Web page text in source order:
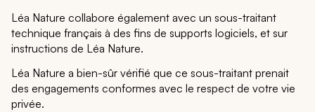
Léa Nature collabore également avec un sous-traitant
technique français à des fins de supports logiciels, et sur
instructions de Léa Nature.
Léa Nature a bien-sûr vérifié que ce sous-traitant prenait
des engagements conformes avec le respect de votre vie
privée.